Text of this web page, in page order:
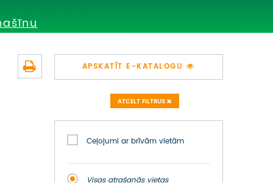
IMPRO KONKURSI
PIRMSLĪGUMA INFORMĀCIJA,
KLIENTA LĪGUMS,
CEĻOJUMU APDROŠINĀŠANA
ATSAUKSMES PAR CEĻOJUMU
VĪZU ANKETAS
PIEMIŅAS ISTABA
APSKATĪT E-KATALOGU
ATCELT FILTRUS
Ceļojumi ar brīvām vietām
Visas atrašanās vietas